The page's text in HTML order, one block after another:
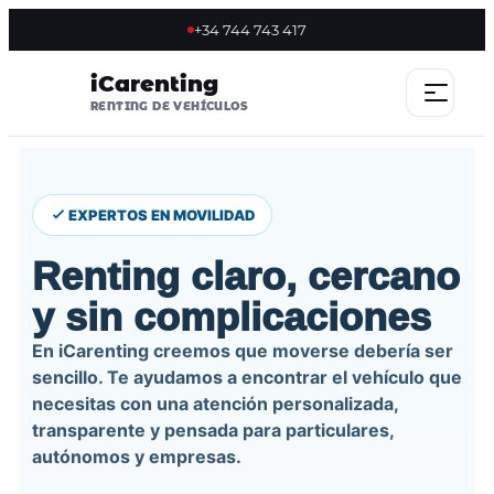
+34 744 743 417
iCarenting
RENTING DE VEHÍCULOS
OFERTA FLASH
SOSTENIBLES
NOSOTROS
EXPERTOS EN MOVILIDAD
Renting claro, cercano
y sin complicaciones
En iCarenting creemos que moverse debería ser
sencillo. Te ayudamos a encontrar el vehículo que
necesitas con una atención personalizada,
transparente y pensada para particulares,
autónomos y empresas.